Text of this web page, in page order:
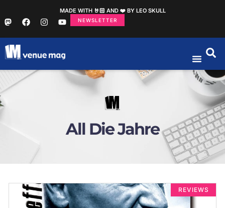
MADE WITH 🤘🏻 AND ❤️ BY LEO SKULL
NEWSLETTER
All Die Jahre
REVIEWS